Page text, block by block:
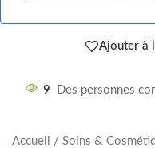
Ajouter à
9 Des personnes
Accueil / Soins &